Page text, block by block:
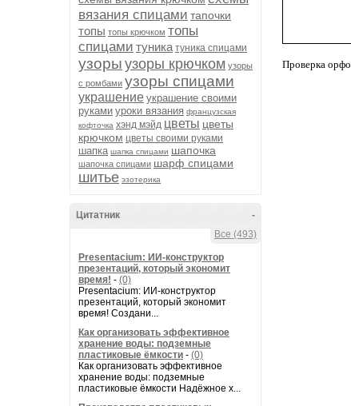
вязания спицами тапочки
топы топы крючком топы
спицами туника туника спицами
узоры узоры крючком узоры
с ромбами узоры спицами
украшение украшение своими
руками уроки вязания французская
кофточка хэнд мэйд цветы цветы
крючком цветы своими руками
шапка шапка спицами шапочка
шапочка спицами шарф спицами
шитье эзотерика
-
Цитатник
Все (493)
Presentacium: ИИ‑конструктор
презентаций, который экономит
время! - (0)
Presentacium: ИИ‑конструктор
презентаций, который экономит
время! Создани...
Как организовать эффективное
хранение воды: подземные
пластиковые ёмкости - (0)
Как организовать эффективное
хранение воды: подземные
пластиковые ёмкости Надёжное х...
Проверка